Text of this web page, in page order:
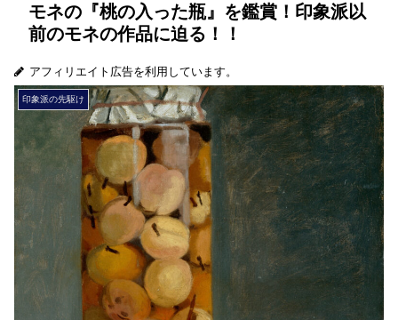
モネの『桃の入った瓶』を鑑賞！印象派以
前のモネの作品に迫る！！
アフィリエイト広告を利用しています。
印象派の先駆け